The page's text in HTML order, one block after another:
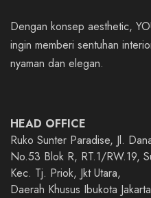
Dengan konsep aesthetic,
ingin memberi sentuhan
nyaman dan elegan.
HEAD OFFICE
Ruko Sunter Paradise, Jl.
No.53 Blok R, RT.1/RW.19,
Kec. Tj. Priok, Jkt Utara,
Daerah Khusus Ibukota